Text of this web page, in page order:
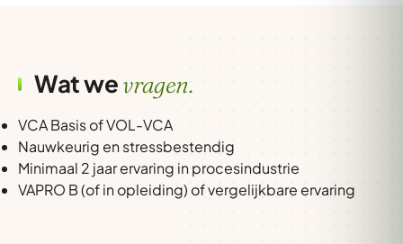
Wat wevragen.
VCA Basis of VOL-VCA
Nauwkeurig en stressbestendig
Minimaal 2 jaar ervaring in procesindustrie
VAPRO B (of in opleiding) of vergelijkbare ervaring